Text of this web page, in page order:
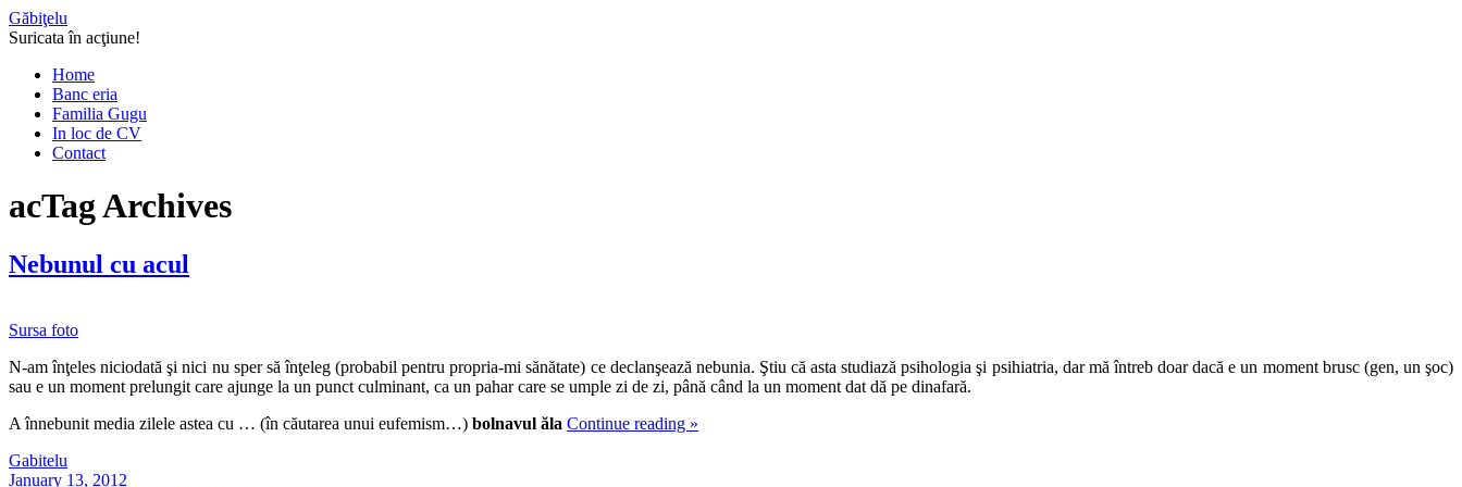
Găbiţelu
Suricata în acţiune!
Home
Banc eria
Familia Gugu
In loc de CV
Contact
acTag Archives
Nebunul cu acul
Sursa foto
N-am înţeles niciodată şi nici nu sper să înţeleg (probabil pentru propria-mi sănătate) ce declanşează nebunia. Ştiu că asta studiază psihologia şi psihiatria, dar mă întreb doar dacă e un moment brusc (gen, un şoc)
sau e un moment prelungit care ajunge la un punct culminant, ca un pahar care se umple zi de zi, până când la un moment dat dă pe dinafară.
A înnebunit media zilele astea cu … (în căutarea unui eufemism…) bolnavul ăla Continue reading »
Gabitelu
January 13, 2012